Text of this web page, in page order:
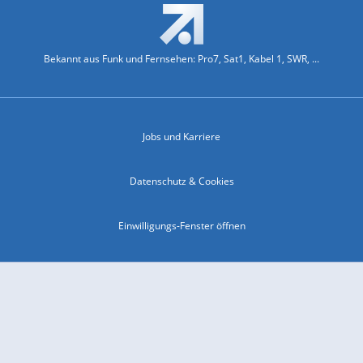
Bekannt aus Funk und Fernsehen: Pro7, Sat1, Kabel 1, SWR, ...
Jobs und Karriere
Datenschutz & Cookies
Einwilligungs-Fenster öffnen